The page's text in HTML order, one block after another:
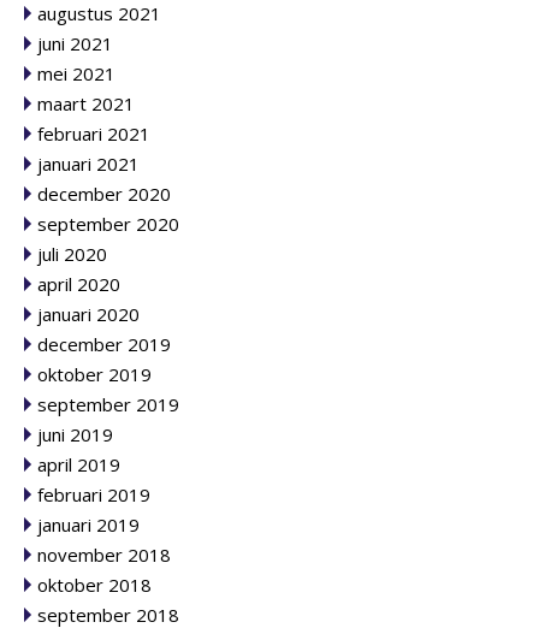
augustus 2021
juni 2021
mei 2021
maart 2021
februari 2021
januari 2021
december 2020
september 2020
juli 2020
april 2020
januari 2020
december 2019
oktober 2019
september 2019
juni 2019
april 2019
februari 2019
januari 2019
november 2018
oktober 2018
september 2018